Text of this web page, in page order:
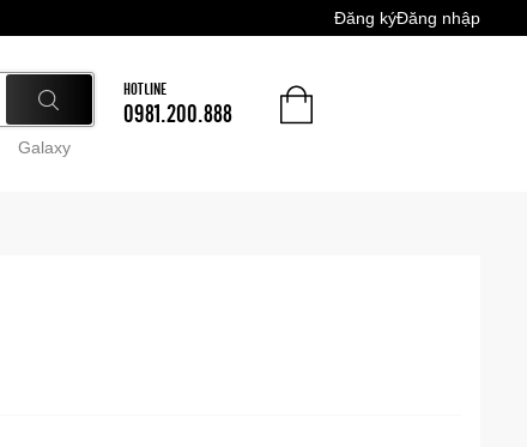
Đăng kýĐăng nhập
Galaxy
HOTLINE
0981.200.888